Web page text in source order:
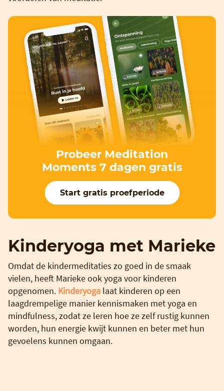
Probeer Meditation
Moments 7 dagen gratis
Start gratis proefperiode
Kinderyoga met Marieke
Omdat de kindermeditaties zo goed in de smaak
vielen, heeft Marieke ook yoga voor kinderen
opgenomen. Kinderyoga laat kinderen op een
laagdrempelige manier kennismaken met yoga en
mindfulness, zodat ze leren hoe ze zelf rustig kunnen
worden, hun energie kwijt kunnen en beter met hun
gevoelens kunnen omgaan.